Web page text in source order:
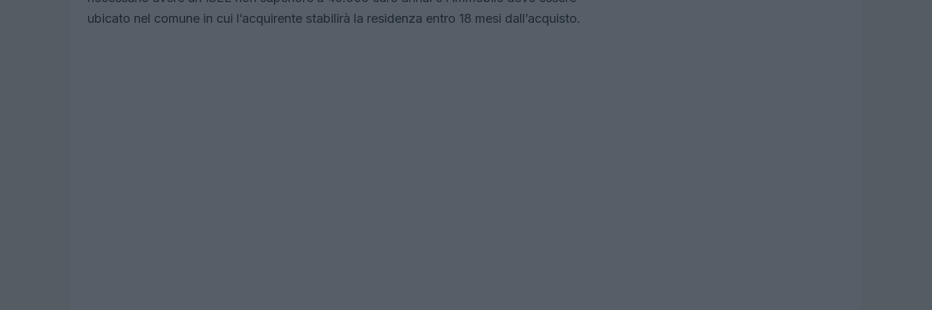
ubicato nel comune in cui l’acquirente stabilirà la residenza entro 18 mesi dall’acquisto.